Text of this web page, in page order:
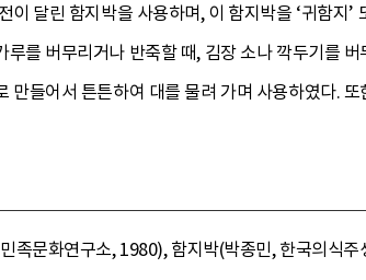
이 달린 함지박을 사용하며, 이 함지박을 ‘귀함지
루를 버무리거나 반죽할 때, 김장 소나 깍두기를
만들어서 튼튼하여 대를 물려 가며 사용하였다.
족문화연구소, 1980), 함지박(박종민, 한국의식